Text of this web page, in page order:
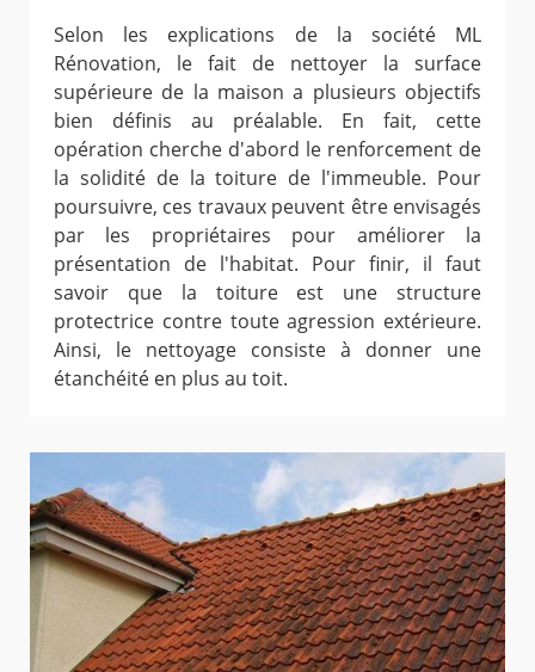
Selon les explications de la société ML
Rénovation, le fait de nettoyer la surface
supérieure de la maison a plusieurs objectifs
bien définis au préalable. En fait, cette
opération cherche d'abord le renforcement de
la solidité de la toiture de l'immeuble. Pour
poursuivre, ces travaux peuvent être envisagés
par les propriétaires pour améliorer la
présentation de l'habitat. Pour finir, il faut
savoir que la toiture est une structure
protectrice contre toute agression extérieure.
Ainsi, le nettoyage consiste à donner une
étanchéité en plus au toit.